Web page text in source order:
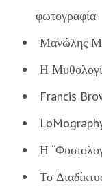
φωτογραφία
Μανώλης
Η
Francis
Η
Το